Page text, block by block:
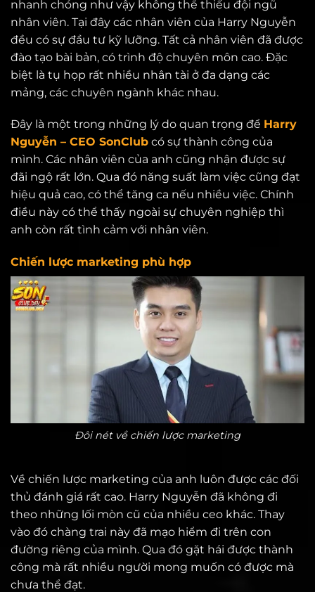
nhanh chóng như vậy không thể thiếu đội ngũ
nhân viên. Tại đây các nhân viên của Harry Nguyễn
đều có sự đầu tư kỹ lưỡng. Tất cả nhân viên đã được
đào tạo bài bản, có trình độ chuyên môn cao. Đặc
biệt là tụ họp rất nhiều nhân tài ở đa dạng các
mảng, các chuyên ngành khác nhau.
Đây là một trong những lý do quan trọng để Harry
Nguyễn – CEO SonClub có sự thành công của
mình. Các nhân viên của anh cũng nhận được sự
đãi ngộ rất lớn. Qua đó năng suất làm việc cũng đạt
hiệu quả cao, có thể tăng ca nếu nhiều việc. Chính
điều này có thể thấy ngoài sự chuyên nghiệp thì
anh còn rất tình cảm với nhân viên.
Chiến lược marketing phù hợp
Đôi nét về chiến lược marketing
Về chiến lược marketing của anh luôn được các đối
thủ đánh giá rất cao. Harry Nguyễn đã không đi
theo những lối mòn cũ của nhiều ceo khác. Thay
vào đó chàng trai này đã mạo hiểm đi trên con
đường riêng của mình. Qua đó gặt hái được thành
công mà rất nhiều người mong muốn có được mà
chưa thể đạt.